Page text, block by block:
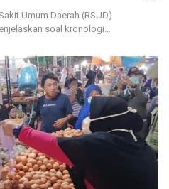
Umum Daerah (RSUD)
soal kronologi…